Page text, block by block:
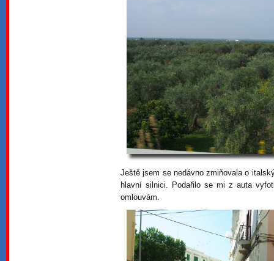
Ještě jsem se nedávno zmiňovala o
hlavní silnici. Podařilo se mi z auta
omlouvám.